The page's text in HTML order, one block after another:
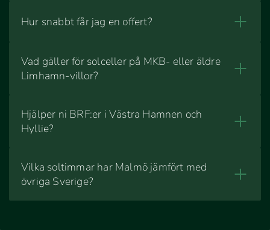
Hur snabbt får jag en offert?
Vad gäller för solceller på MKB- eller äldre
Limhamn-villor?
Hjälper ni BRF:er i Västra Hamnen och
Hyllie?
Vilka soltimmar har Malmö jämfört med
övriga Sverige?